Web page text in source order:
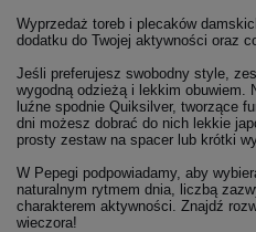
Wyprzedaż toreb i plecaków
dodatku do Twojej aktywności oraz
Jeśli preferujesz swobodny style,
wygodną odzieżą i lekkim obuwiem.
luźne spodnie Quiksilver, tworzące
dni możesz dobrać do nich lekkie
prosty zestaw na spacer lub krótki
W Pepegi podpowiadamy, aby
naturalnym rytmem dnia, liczbą
charakterem aktywności. Znajdź
wieczora!